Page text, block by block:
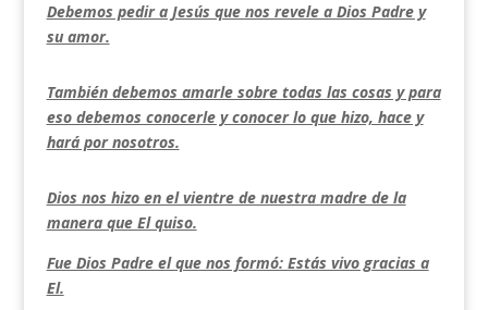
Debemos pedir a Jesús que nos revele a Dios Padre y
su amor.
También debemos amarle sobre todas las cosas y para
eso debemos conocerle y conocer lo que hizo, hace y
hará por nosotros.
Dios nos hizo en el vientre de nuestra madre de la
manera que El quiso.
Fue Dios Padre el que nos formó: Estás vivo gracias a
El.